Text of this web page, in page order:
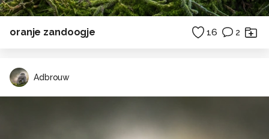
oranje zandoogje 16 2
Adbrouw